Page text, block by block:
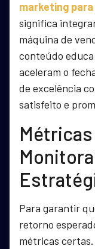
marketing
significa
máquina de
conteúdo
aceleram o
de excelência
satisfeito e
Para garantir
retorno
métricas